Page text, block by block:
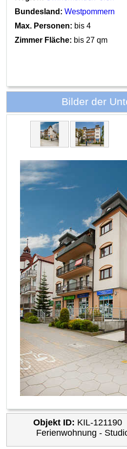
Bundesland: Westpommern
Max. Personen: bis 4
Zimmer Fläche: bis 27 qm
Bilder der
Objekt ID: KIL-121190
Ferienwohnung -